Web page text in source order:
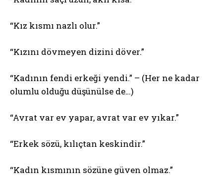
“Kız kısmı nazlı olur.”
“Kızını dövmeyen dizini döver.”
“Kadının fendi erkeği yendi.” – (Her ne kadar
olumlu olduğu düşünülse de…)
“Avrat var ev yapar, avrat var ev yıkar.”
“Erkek sözü, kılıçtan keskindir.”
“Kadın kısmının sözüne güven olmaz.”